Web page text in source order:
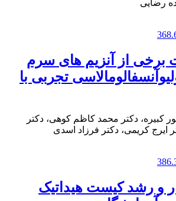
رضایی
برخی از آنزیم های سرم
تجربی با
کبیره، دکتر محمد کاظم کوهی، دکتر
ایرج کریمی، دکتر فرزاد اسدی
و رشد کیست هیداتیک